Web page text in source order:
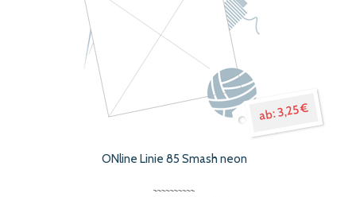
3,25 €
ONline Linie 85 Smash neon